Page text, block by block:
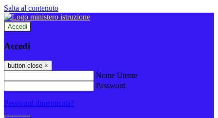
Salta al contenuto
Accedi
Accedi
button close ×
Nome Utente
Password
Password dimenticata?